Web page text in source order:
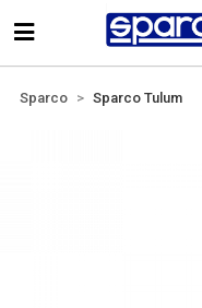
Sparco Sparco Tulum